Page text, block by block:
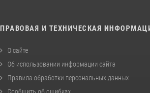
ПРАВОВАЯ И ТЕХНИЧЕСКАЯ
О сайте
Об использовании информации сайта
Правила обработки персональных данных